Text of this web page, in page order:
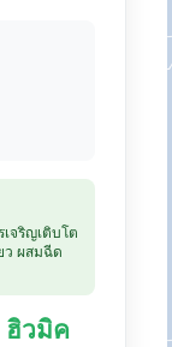
จริญเติบโต
ว ผสมฉีด
ฮิวมิค